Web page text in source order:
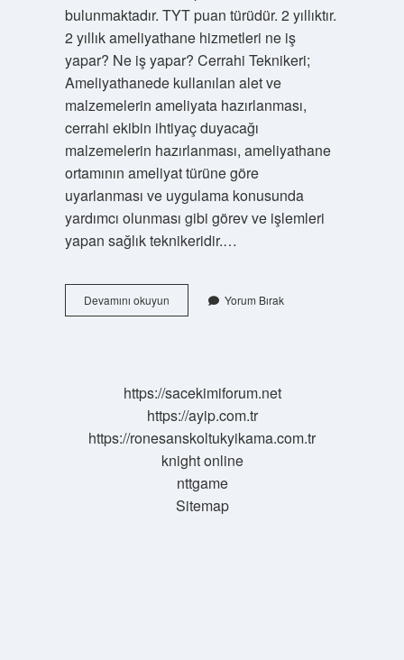
bulunmaktadır. TYT puan türüdür. 2 yıllıktır.
2 yıllık ameliyathane hizmetleri ne iş
yapar? Ne iş yapar? Cerrahi Teknikeri;
Ameliyathanede kullanılan alet ve
malzemelerin ameliyata hazırlanması,
cerrahi ekibin ihtiyaç duyacağı
malzemelerin hazırlanması, ameliyathane
ortamının ameliyat türüne göre
uyarlanması ve uygulama konusunda
yardımcı olunması gibi görev ve işlemleri
yapan sağlık teknikeridir.…
Devamını okuyunCerrahi
Teknisyeni
Yorum Bırak
https://sacekimiforum.net
https://ayip.com.tr
https://ronesanskoltukyikama.com.tr
knight online
nttgame
Sitemap